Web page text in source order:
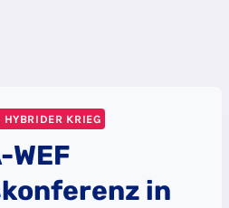
KRIEG
WEF
in